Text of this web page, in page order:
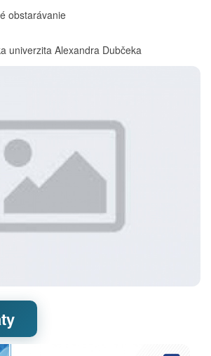
obstarávanie
univerzita Alexandra Dubčeka